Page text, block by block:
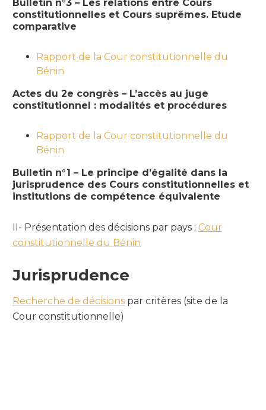
Bulletin n°3 – Les relations entre Cours
constitutionnelles et Cours suprêmes. Etude
comparative
Rapport de la Cour constitutionnelle du
Bénin
Actes du 2e congrès – L’accès au juge
constitutionnel : modalités et procédures
Rapport de la Cour constitutionnelle du
Bénin
Bulletin n°1 – Le principe d’égalité dans la
jurisprudence des Cours constitutionnelles et
institutions de compétence équivalente
II- Présentation des décisions par pays : Cour
constitutionnelle du Bénin
Jurisprudence
Recherche de décisions par critères (site de la
Cour constitutionnelle)